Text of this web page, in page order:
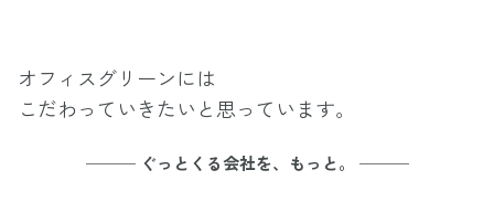
オフィスグリーンには
こだわっていきたいと思っています。
─── ぐっとくる会社を、もっと。 ───